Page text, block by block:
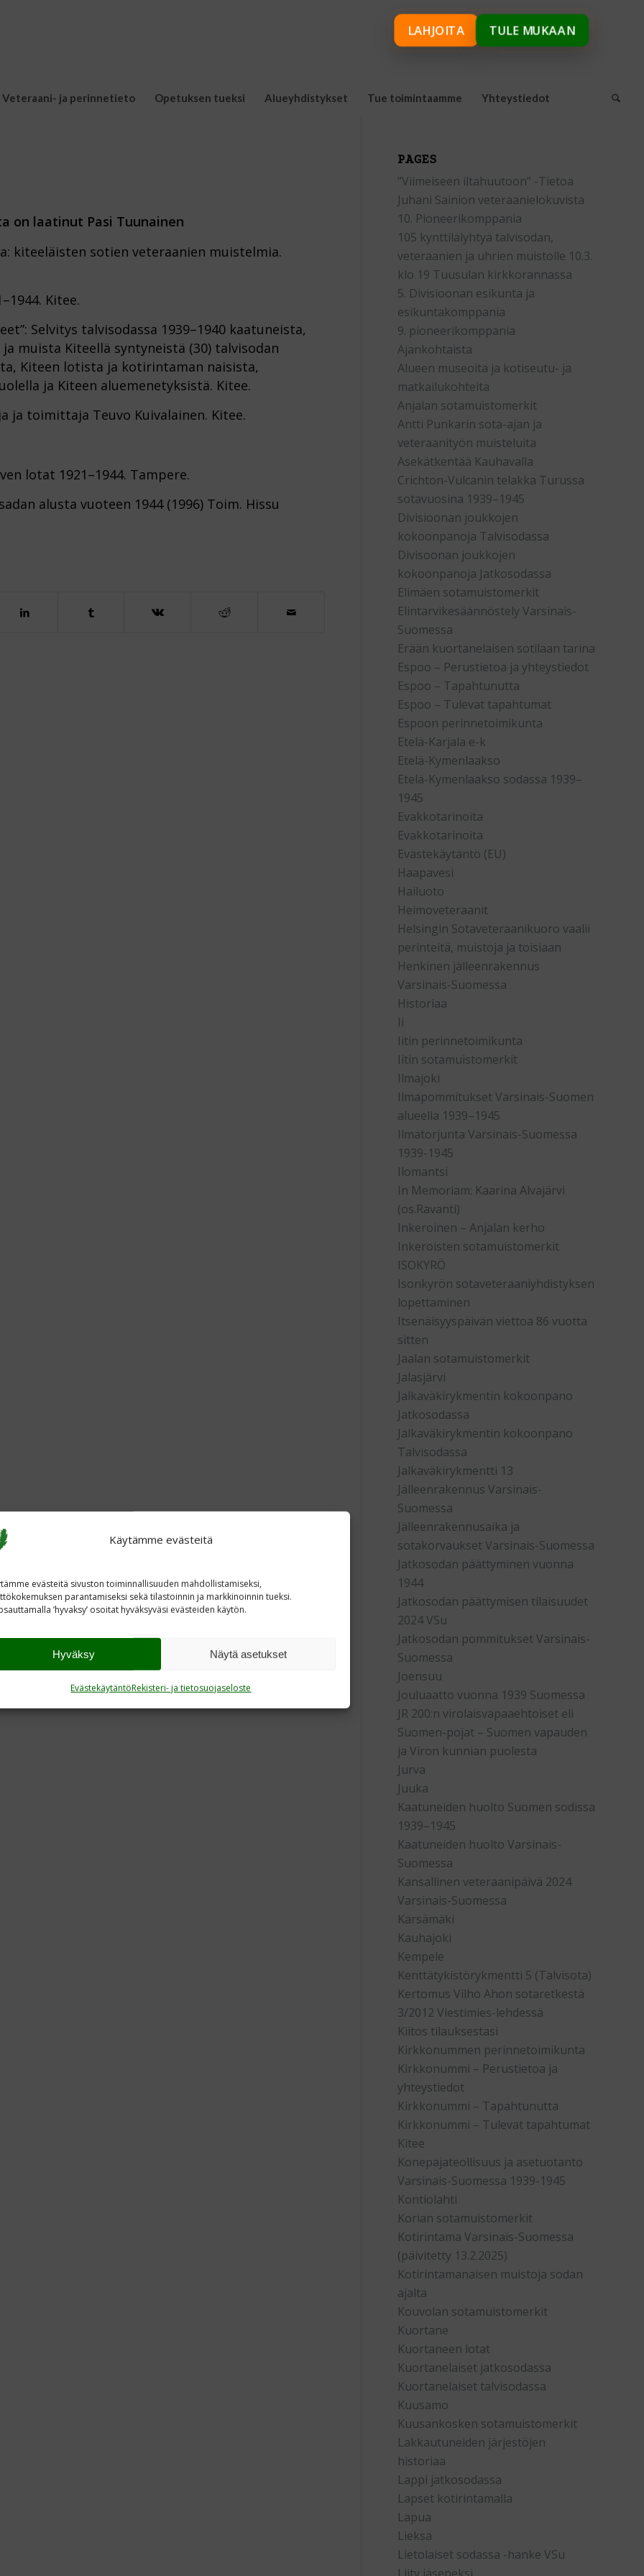
Käytämme evästeitä
evästeitä sivuston toiminnallisuuden mahdollistamiseksi,
parantamiseksi sekä tilastoinnin ja markkinoinnin tueksi.
’hyvaksy’ osoitat hyväksyväsi evästeiden käytön.
Hyväksy Näytä asetukset
EvästekäytäntöRekisteri- ja tietosuojaseloste
Veteraani- ja perinnetieto Opetuksen tueksi Alueyhdistykset Tue toimintaamme Yhteystiedot
on laatinut Pasi Tuunainen
kiteeläisten sotien veteraanien muistelmia.
Kitee.
Selvitys talvisodassa 1939–1940 kaatuneista,
muista Kiteellä syntyneistä (30) talvisodan
Kiteen lotista ja kotirintaman naisista,
ja Kiteen aluemenetyksistä. Kitee.
ja toimittaja Teuvo Kuivalainen. Kitee.
lotat 1921–1944. Tampere.
alusta vuoteen 1944 (1996) Toim. Hissu
PAGES
”Viimeiseen iltahuutoon” -Tietoa
Juhani Sainion veteraanielokuvista
10. Pioneerikomppania
105 kynttilälyhtyä talvisodan,
veteraanien ja uhrien muistolle 10.3.
klo 19 Tuusulan kirkkorannassa
5. Divisioonan esikunta ja
esikuntakomppania
9. pioneerikomppania
Ajankohtaista
Alueen museoita ja kotiseutu- ja
matkailukohteita
Anjalan sotamuistomerkit
Antti Punkarin sota-ajan ja
veteraanityön muisteluita
Asekätkentää Kauhavalla
Crichton-Vulcanin telakka Turussa
sotavuosina 1939–1945
Divisioonan joukkojen
kokoonpanoja Talvisodassa
Divisoonan joukkojen
kokoonpanoja Jatkosodassa
Elimäen sotamuistomerkit
Elintarvikesäännöstely Varsinais-
Suomessa
Erään kuortanelaisen sotilaan tarina
Espoo – Perustietoa ja yhteystiedot
Espoo – Tapahtunutta
Espoo – Tulevat tapahtumat
Espoon perinnetoimikunta
Etelä-Karjala e-k
Etelä-Kymenlaakso
Etelä-Kymenlaakso sodassa 1939–
1945
Evakkotarinoita
Evakkotarinoita
Evästekäytäntö (EU)
Haapavesi
Hailuoto
Heimoveteraanit
Helsingin Sotaveteraanikuoro vaalii
perinteitä, muistoja ja toisiaan
Henkinen jälleenrakennus
Varsinais-Suomessa
Historiaa
Ii
Iitin perinnetoimikunta
Iitin sotamuistomerkit
Ilmajoki
Ilmapommitukset Varsinais-Suomen
alueella 1939–1945
Ilmatorjunta Varsinais-Suomessa
1939-1945
Ilomantsi
In Memoriam: Kaarina Alvajärvi
(os.Ravanti)
Inkeroinen – Anjalan kerho
Inkeroisten sotamuistomerkit
ISOKYRÖ
Isonkyrön sotaveteraaniyhdistyksen
lopettaminen
Itsenäisyyspäivän viettoa 86 vuotta
sitten
Jaalan sotamuistomerkit
Jalasjärvi
Jalkaväkirykmentin kokoonpano
Jatkosodassa
Jalkaväkirykmentin kokoonpano
Talvisodassa
Jalkaväkirykmentti 13
Jälleenrakennus Varsinais-
Suomessa
Jälleenrakennusaika ja
sotakorvaukset Varsinais-Suomessa
Jatkosodan päättyminen vuonna
1944
Jatkosodan päättymisen tilaisuudet
2024 VSu
Jatkosodan pommitukset Varsinais-
Suomessa
Joensuu
Jouluaatto vuonna 1939 Suomessa
JR 200:n virolaisvapaaehtoiset eli
Suomen-pojat – Suomen vapauden
ja Viron kunnian puolesta
Jurva
Juuka
Kaatuneiden huolto Suomen sodissa
1939–1945
Kaatuneiden huolto Varsinais-
Suomessa
Kansallinen veteraanipäivä 2024
Varsinais-Suomessa
Kärsämäki
Kauhajoki
Kempele
Kenttätykistörykmentti 5 (Talvisota)
Kertomus Vilho Ahon sotaretkestä
3/2012 Viestimies-lehdessä
Kiitos tilauksestasi
Kirkkonummen perinnetoimikunta
Kirkkonummi – Perustietoa ja
yhteystiedot
Kirkkonummi – Tapahtunutta
Kirkkonummi – Tulevat tapahtumat
Kitee
Konepajateollisuus ja asetuotanto
Varsinais-Suomessa 1939-1945
Kontiolahti
Korian sotamuistomerkit
Kotirintama Varsinais-Suomessa
(päivitetty 13.2.2025)
Kotirintamanaisen muistoja sodan
ajalta
Kouvolan sotamuistomerkit
Kuortane
Kuortaneen lotat
Kuortanelaiset jatkosodassa
Kuortanelaiset talvisodassa
Kuusamo
Kuusankosken sotamuistomerkit
Lakkautuneiden järjestöjen
historiaa
Lappi jatkosodassa
Lapset kotirintamalla
Lapua
Lieksa
Lietolaiset sodassa -hanke VSu
LAHJOITA TULE MUKAAN